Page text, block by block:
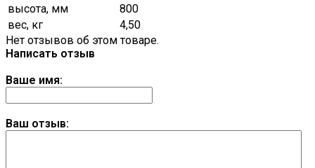
высота, мм
800
вес, кг
4,50
Нет отзывов об этом товаре.
Написать отзыв
Ваше имя:
Ваш отзыв: